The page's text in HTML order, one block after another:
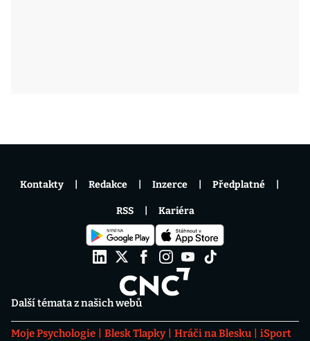
Další témata z našich webů
Moje Psychologie Blesk Tlapky Hráči na Blesku
iSport
Kontakty Redakce Inzerce Předplatné
RSS Kariéra